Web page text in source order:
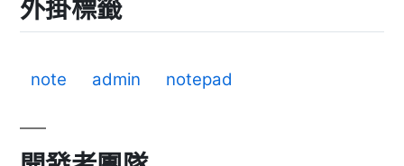
外掛標籤
note admin notepad